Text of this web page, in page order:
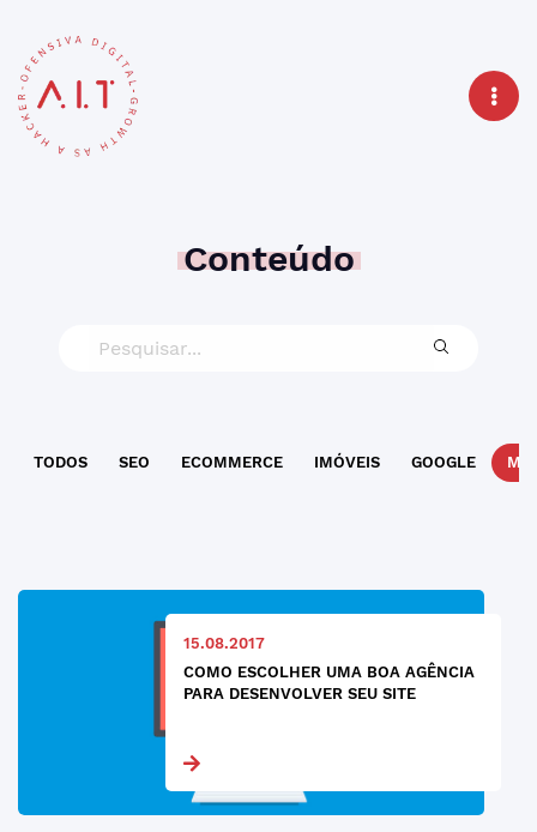
Conteúdo
TODOS SEO ECOMMERCE IMÓVEIS GOOGLE
15.08.2017
COMO ESCOLHER UMA BOA AGÊNCIA
PARA DESENVOLVER SEU SITE